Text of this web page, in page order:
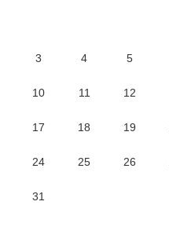
3 4 5
10 11 12
17 18 19
24 25 26
31